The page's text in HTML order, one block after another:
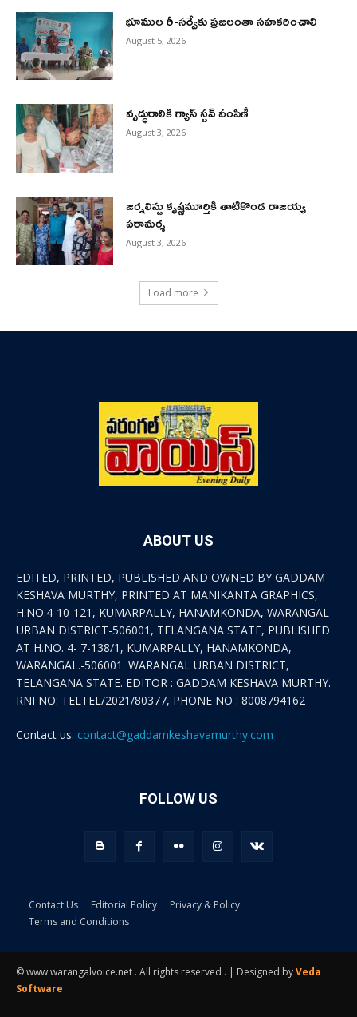
భూముల రీ-సర్వేకు ప్రజలంతా సహకరించాలి
August 5, 2026
వృద్ధురాలికి గ్యాస్ స్టవ్ పంపిణీ
August 3, 2026
జర్నలిస్టు కృష్ణమూర్తికి తాటికొండ రాజయ్య
పరామర్శ
August 3, 2026
Load more
ABOUT US
EDITED, PRINTED, PUBLISHED AND OWNED BY GADDAM
KESHAVA MURTHY, PRINTED AT MANIKANTA GRAPHICS,
H.NO.4-10-121, KUMARPALLY, HANAMKONDA, WARANGAL
URBAN DISTRICT-506001, TELANGANA STATE, PUBLISHED
AT H.NO. 4- 7-138/1, KUMARPALLY, HANAMKONDA,
WARANGAL.-506001. WARANGAL URBAN DISTRICT,
TELANGANA STATE. EDITOR : GADDAM KESHAVA MURTHY.
RNI NO: TELTEL/2021/80377, PHONE NO : 8008794162
Contact us: contact@gaddamkeshavamurthy.com
FOLLOW US
Contact Us Editorial Policy
Privacy & Policy
Terms and Conditions
© www.warangalvoice.net . All rights reserved . | Designed byVeda
Software